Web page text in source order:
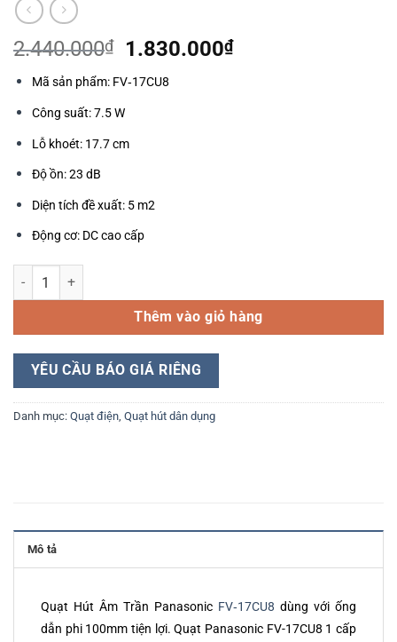
2.440.000₫
Giá
là:
2.440.000₫.
1.830.000₫Giá
Mã sản phẩm: FV‑17CU8
Công suất: 7.5 W
Lỗ khoét: 17.7 cm
Độ ồn: 23 dB
Diện tích đề xuất: 5 m2
Động cơ: DC cao cấp
Quạt Hút Âm Trần Panasonic FV‑17CU8 số lượng
Thêm vào giỏ hàng
YÊU CẦU BÁO GIÁ RIÊNG
Danh mục: Quạt điện Quạt hút dân dụng
Mô tả
Quạt Hút Âm Trần Panasonic FV‑17CU8 dùng với ống
dẫn phi 100mm tiện lợi. Quạt Panasonic FV-17CU8 1 cấp